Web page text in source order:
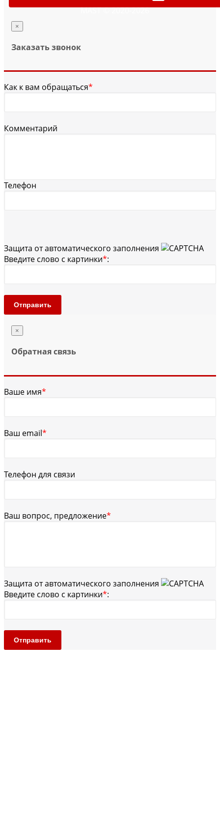
MAST © 2020-2026
×
Заказать звонок
Как к вам обращаться*
Комментарий
Телефон
Защита от автоматического заполнения
Введите слово с картинки*:
Отправить
×
Обратная связь
Ваше имя*
Ваш email*
Телефон для связи
Ваш вопрос, предложение*
Защита от автоматического заполнения
Введите слово с картинки*:
Отправить